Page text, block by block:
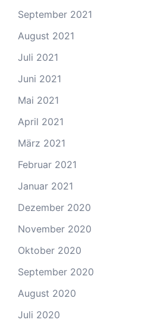
September 2021
August 2021
Juli 2021
Juni 2021
Mai 2021
April 2021
März 2021
Februar 2021
Januar 2021
Dezember 2020
November 2020
Oktober 2020
September 2020
August 2020
Juli 2020